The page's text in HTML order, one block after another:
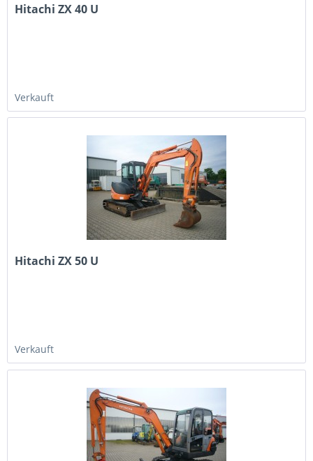
Hitachi ZX 40 U
Verkauft
Hitachi ZX 50 U
Verkauft